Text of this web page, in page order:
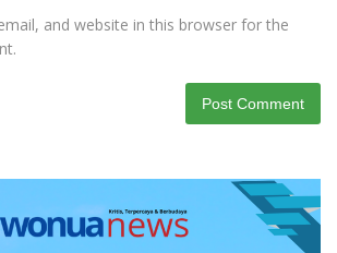
and website in this browser for the